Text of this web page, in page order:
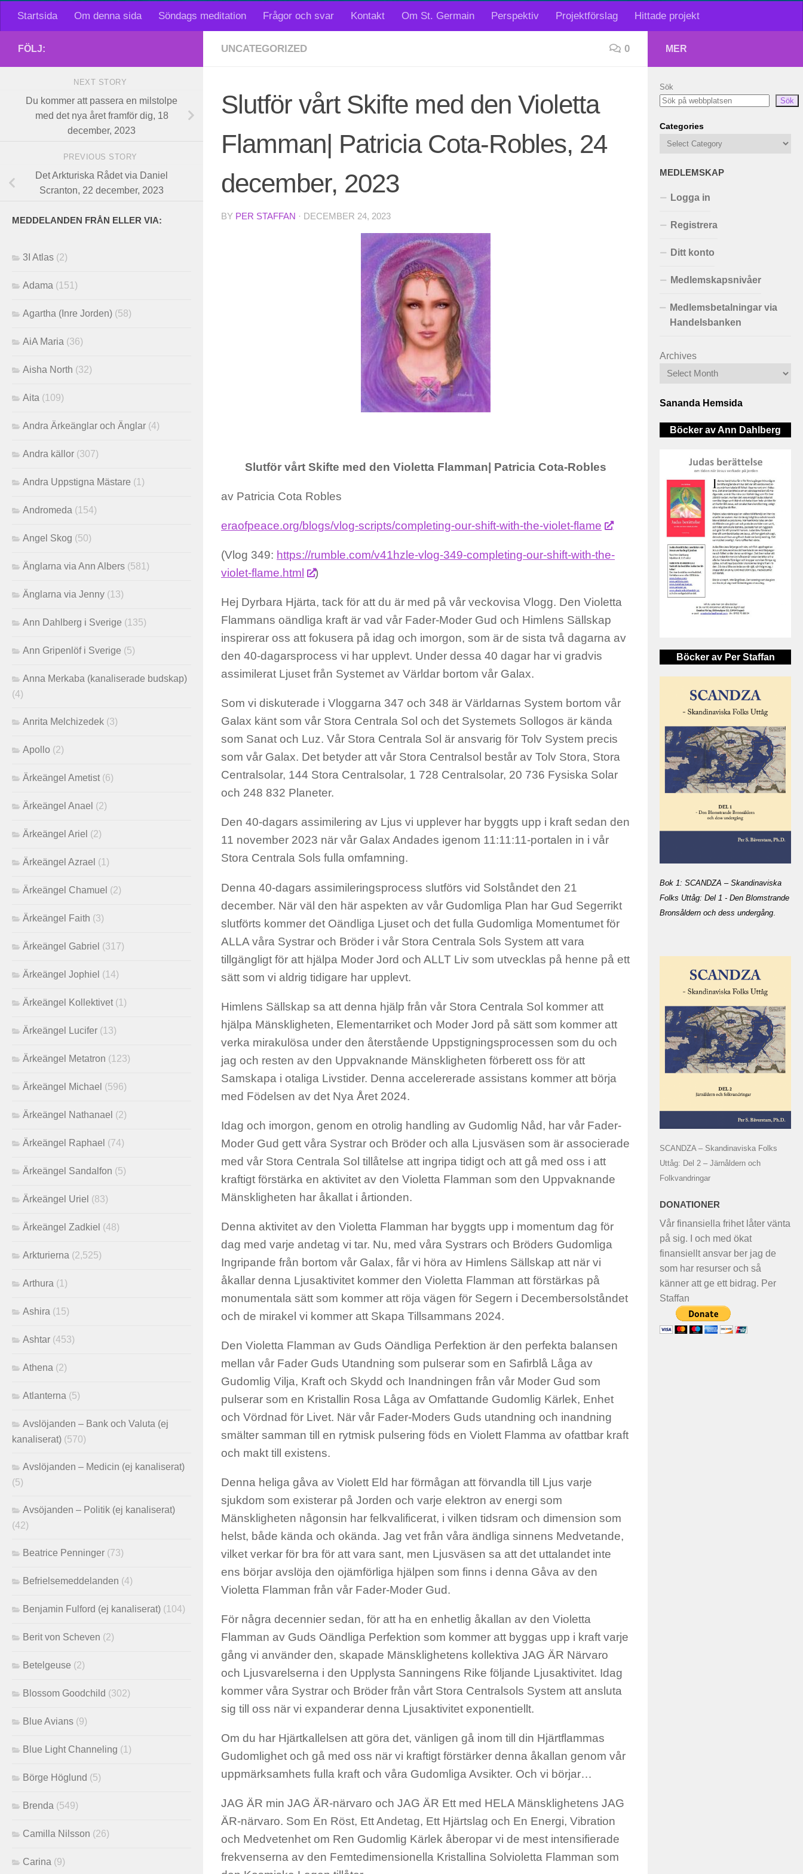
Startsida Om denna sida Söndags meditation Frågor och svar Kontakt Om St. Germain Perspektiv Projektförslag Hittade projekt
UNCATEGORIZED 0
Slutför vårt Skifte med den Violetta
Flamman| Patricia Cota-Robles, 24
december, 2023
BY PER STAFFAN · DECEMBER 24, 2023
Slutför vårt Skifte med den Violetta Flamman | Patricia Cota-Robles
av Patricia Cota Robles
eraofpeace.org/blogs/vlog-scripts/completing-our-shift-with-the-violet-flame
(Vlog 349: https://rumble.com/v41hzle-vlog-349-completing-our-shift-with-the-
violet-flame.html
)
Hej Dyrbara Hjärta, tack för att du är med på vår veckovisa Vlogg. Den Violetta
Flammans oändliga kraft är vad vår Fader-Moder Gud och Himlens Sällskap
inspirerar oss att fokusera på idag och imorgon, som är de sista två dagarna av
den 40-dagarsprocess vi har upplevt. Under dessa 40 dagar har vi gradvis
assimilerat Ljuset från Systemet av Världar bortom vår Galax.
Som vi diskuterade i Vloggarna 347 och 348 är Världarnas System bortom vår
Galax känt som vår Stora Centrala Sol och det Systemets Sollogos är kända
som Sanat och Luz. Vår Stora Centrala Sol är ansvarig för Tolv System precis
som vår Galax. Det betyder att vår Stora Centralsol består av Tolv Stora, Stora
Centralsolar, 144 Stora Centralsolar, 1 728 Centralsolar, 20 736 Fysiska Solar
och 248 832 Planeter.
Den 40-dagars assimilering av Ljus vi upplever har byggts upp i kraft sedan den
11 november 2023 när vår Galax Andades igenom 11:11:11-portalen in i vår
Stora Centrala Sols fulla omfamning.
Denna 40-dagars assimileringsprocess slutförs vid Solståndet den 21
december. När väl den här aspekten av vår Gudomliga Plan har Gud Segerrikt
slutförts kommer det Oändliga Ljuset och det fulla Gudomliga Momentumet för
ALLA våra Systrar och Bröder i vår Stora Centrala Sols System att vara
tillgängligt för att hjälpa Moder Jord och ALLT Liv som utvecklas på henne på ett
sätt som vi aldrig tidigare har upplevt.
Himlens Sällskap sa att denna hjälp från vår Stora Centrala Sol kommer att
hjälpa Mänskligheten, Elementarriket och Moder Jord på sätt som kommer att
verka mirakulösa under den återstående Uppstigningsprocessen som du och
jag och resten av den Uppvaknande Mänskligheten förberett oss för att
Samskapa i otaliga Livstider. Denna accelererade assistans kommer att börja
med Födelsen av det Nya Året 2024.
Idag och imorgon, genom en otrolig handling av Gudomlig Nåd, har vår Fader-
Moder Gud gett våra Systrar och Bröder och alla Ljusväsen som är associerade
med vår Stora Centrala Sol tillåtelse att ingripa tidigt och att gå med oss i att
kraftigt förstärka en aktivitet av den Violetta Flamman som den Uppvaknande
Mänskligheten har åkallat i årtionden.
Denna aktivitet av den Violetta Flamman har byggts upp i momentum dag för
dag med varje andetag vi tar. Nu, med våra Systrars och Bröders Gudomliga
Ingripande från bortom vår Galax, får vi höra av Himlens Sällskap att när vi
åkallar denna Ljusaktivitet kommer den Violetta Flamman att förstärkas på
monumentala sätt som kommer att röja vägen för Segern i Decembersolståndet
och de mirakel vi kommer att Skapa Tillsammans 2024.
Den Violetta Flamman av Guds Oändliga Perfektion är den perfekta balansen
mellan vår Fader Guds Utandning som pulserar som en Safirblå Låga av
Gudomlig Vilja, Kraft och Skydd och Inandningen från vår Moder Gud som
pulserar som en Kristallin Rosa Låga av Omfattande Gudomlig Kärlek, Enhet
och Vördnad för Livet. När vår Fader-Moders Guds utandning och inandning
smälter samman till en rytmisk pulsering föds en Violett Flamma av ofattbar kraft
och makt till existens.
Denna heliga gåva av Violett Eld har förmågan att förvandla till Ljus varje
sjukdom som existerar på Jorden och varje elektron av energi som
Mänskligheten någonsin har felkvalificerat, i vilken tidsram och dimension som
helst, både kända och okända. Jag vet från våra ändliga sinnens Medvetande,
vilket verkar för bra för att vara sant, men Ljusväsen sa att det uttalandet inte
ens börjar avslöja den ojämförliga hjälpen som finns i denna Gåva av den
Violetta Flamman från vår Fader-Moder Gud.
För några decennier sedan, för att ha en enhetlig åkallan av den Violetta
Flamman av Guds Oändliga Perfektion som kommer att byggas upp i kraft varje
gång vi använder den, skapade Mänsklighetens kollektiva JAG ÄR Närvaro
och Ljusvarelserna i den Upplysta Sanningens Rike följande Ljusaktivitet. Idag
kommer våra Systrar och Bröder från vårt Stora Centralsols System att ansluta
sig till oss när vi expanderar denna Ljusaktivitet exponentiellt.
Om du har Hjärtkallelsen att göra det, vänligen gå inom till din Hjärtflammas
Gudomlighet och gå med oss när vi kraftigt förstärker denna åkallan genom vår
uppmärksamhets fulla kraft och våra Gudomliga Avsikter. Och vi börjar…
JAG ÄR min JAG ÄR-närvaro och JAG ÄR Ett med HELA Mänsklighetens JAG
ÄR-närvaro. Som En Röst, Ett Andetag, Ett Hjärtslag och En Energi, Vibration
och Medvetenhet om Ren Gudomlig Kärlek åberopar vi de mest intensifierade
frekvenserna av den Femtedimensionella Kristallina Solvioletta Flamman som
FÖLJ:
NEXT STORY
Du kommer att passera en milstolpe
med det nya året framför dig, 18
december, 2023
PREVIOUS STORY
Det Arkturiska Rådet via Daniel
Scranton, 22 december, 2023
MEDDELANDEN FRÅN ELLER VIA:
3I Atlas (2)
Adama (151)
Agartha (Inre Jorden) (58)
AiA Maria (36)
Aisha North (32)
Aita (109)
Andra Ärkeänglar och Änglar (4)
Andra källor (307)
Andra Uppstigna Mästare (1)
Andromeda (154)
Angel Skog (50)
Änglarna via Ann Albers (581)
Änglarna via Jenny (13)
Ann Dahlberg i Sverige (135)
Ann Gripenlöf i Sverige (5)
Anna Merkaba (kanaliserade budskap)
(4)
Anrita Melchizedek (3)
Apollo (2)
Ärkeängel Ametist (6)
Ärkeängel Anael (2)
Ärkeängel Ariel (2)
Ärkeängel Azrael (1)
Ärkeängel Chamuel (2)
Ärkeängel Faith (3)
Ärkeängel Gabriel (317)
Ärkeängel Jophiel (14)
Ärkeängel Kollektivet (1)
Ärkeängel Lucifer (13)
Ärkeängel Metatron (123)
Ärkeängel Michael (596)
Ärkeängel Nathanael (2)
Ärkeängel Raphael (74)
Ärkeängel Sandalfon (5)
Ärkeängel Uriel (83)
Ärkeängel Zadkiel (48)
Arkturierna (2,525)
Arthura (1)
Ashira (15)
Ashtar (453)
Athena (2)
Atlanterna (5)
Avslöjanden – Bank och Valuta (ej
kanaliserat) (570)
Avslöjanden – Medicin (ej kanaliserat)
(5)
Avsöjanden – Politik (ej kanaliserat)
(42)
Beatrice Penninger (73)
Befrielsemeddelanden (4)
Benjamin Fulford (ej kanaliserat) (104)
Berit von Scheven (2)
Betelgeuse (2)
Blossom Goodchild (302)
Blue Avians (9)
Blue Light Channeling (1)
Börge Höglund (5)
Brenda (549)
Camilla Nilsson (26)
Carina (9)
MER
Sök
Sök
Categories
MEDLEMSKAP
Logga in
Registrera
Ditt konto
Medlemskapsnivåer
Medlemsbetalningar via
Handelsbanken
Archives
Sananda Hemsida
Böcker av Ann Dahlberg
Böcker av Per Staffan
Bok 1: SCANDZA – Skandinaviska
Folks Uttåg: Del 1 - Den Blomstrande
Bronsåldern och dess undergång.
SCANDZA – Skandinaviska Folks
Uttåg: Del 2 – Järnåldern och
Folkvandringar
DONATIONER
Vår finansiella frihet låter vänta
på sig. I och med ökat
finansiellt ansvar ber jag de
som har resurser och så
känner att ge ett bidrag. Per
Staffan